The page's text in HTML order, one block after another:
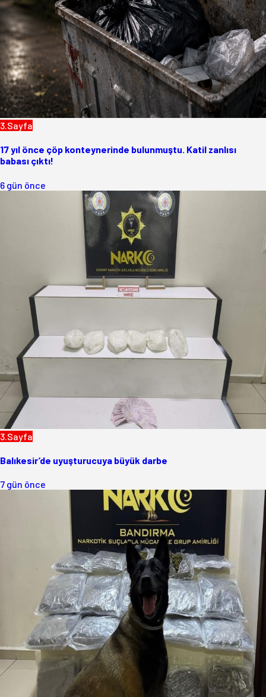
3.Sayfa
17 yıl önce çöp konteynerinde bulunmuştu. Katil zanlısı
babası çıktı!
6 gün önce
3.Sayfa
Balıkesir’de uyuşturucuya büyük darbe
7 gün önce